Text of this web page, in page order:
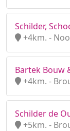
Schilder,
+4km. -
Bartek Bouw
+4km. -
Schilder de
+5km. -